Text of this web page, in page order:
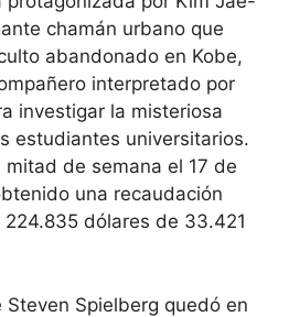
chamán urbano que
abandonado en Kobe,
interpretado por
investigar la misteriosa
estudiantes universitarios.
de semana el 17 de
una recaudación
dólares de 33.421
Steven Spielberg quedó en